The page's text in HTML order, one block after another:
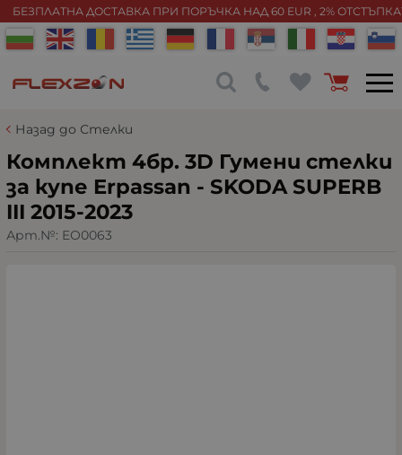
БЕЗПЛАТНА ДОСТАВКА ПРИ ПОРЪЧКА НАД 60 EUR , 2%
Назад до Стелки
Комплект 4бр. 3D Гумени стелки
за купе Erpassan - SKODA SUPERB
III 2015-2023
Арт.№: EO0063